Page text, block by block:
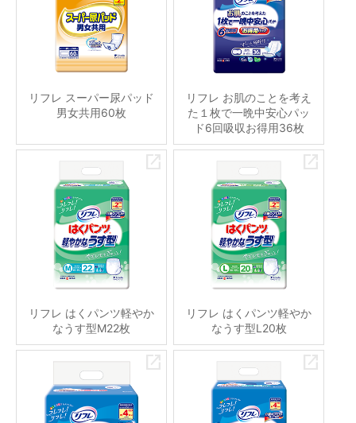
リフレ スーパー尿パッド
男女共用60枚
リフレ お肌のことを考え
た１枚で一晩中安心パッ
ド6回吸収お得用36枚
リフレ はくパンツ軽やか
なうす型M22枚
リフレ はくパンツ軽やか
なうす型L20枚